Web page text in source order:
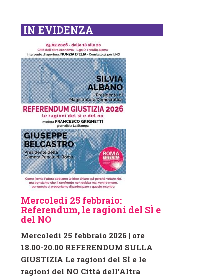
IN EVIDENZA
Mercoledì 25 febbraio:
Referendum, le ragioni del SÌ e
del NO
Mercoledì 25 febbraio 2026 | ore
18.00-20.00 REFERENDUM SULLA
GIUSTIZIA Le ragioni del SÌ e le
ragioni del NO Città dell’Altra